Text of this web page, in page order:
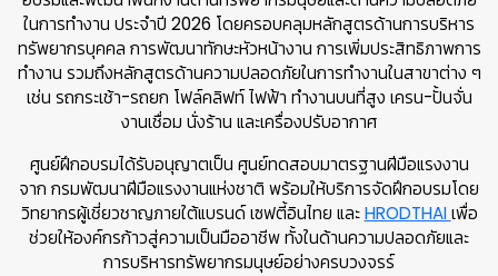
ในการทำงาน ประจำปี 2026 โดยครอบคลุมหลักสูตรด้านการบริหาร
ทรัพยากรบุคคล การพัฒนาทักษะหัวหน้างาน การเพิ่มประสิทธิภาพการ
ทำงาน รวมถึงหลักสูตรด้านความปลอดภัยในการทำงานในสาขาต่าง ๆ
เช่น รถกระเช้า-รถยก โฟล์คลิฟท์ ไฟฟ้า ทำงานบนที่สูง เครน-ปั้นจั่น
งานเชื่อม นั่งร้าน และเครื่องปรับอากาศ
ศูนย์ฝึกอบรมได้รับอนุญาตเป็น ศูนย์ทดสอบมาตรฐานฝีมือแรงงาน
จาก กรมพัฒนาฝีมือแรงงานแห่งชาติ พร้อมให้บริการจัดฝึกอบรมโดย
วิทยากรผู้เชี่ยวชาญภายใต้แบรนด์ เซฟตี้อินไทย และHRODTHAIเพื่อ
ช่วยให้องค์กรก้าวสู่ความเป็นมืออาชีพ ทั้งในด้านความปลอดภัยและ
การบริหารทรัพยากรมนุษย์อย่างครบวงจรร์